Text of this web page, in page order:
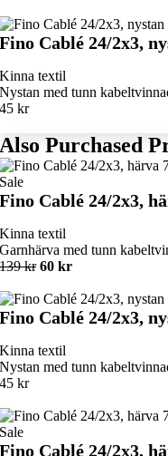
Fino Cablé 24/2x3,
Kinna textil
Nystan med tunn
45 kr
Also Purchased
Sale
Fino Cablé 24/2x3,
Kinna textil
Garnhärva med tunn
139 kr 60 kr
Fino Cablé 24/2x3,
Kinna textil
Nystan med tunn
45 kr
Sale
Fino Cablé 24/2x3,